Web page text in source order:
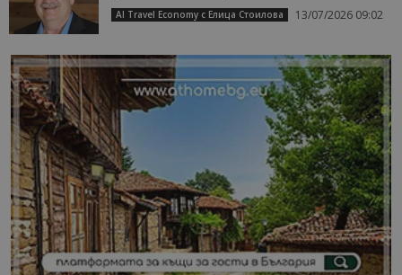
AI Travel Economy с Елица Стоилова 13/07/2026 09:02